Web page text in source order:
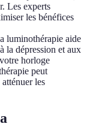
Les experts
les bénéfices
luminothérapie aide
la dépression et aux
horloge
peut
les